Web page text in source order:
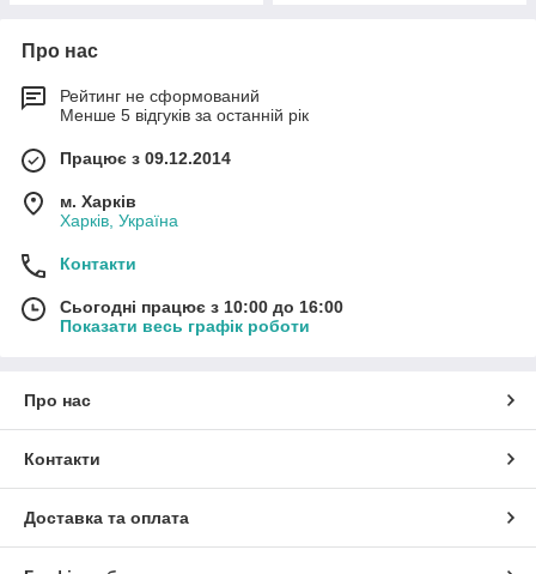
Про нас
Рейтинг не сформований
Менше 5 відгуків за останній рік
Працює з 09.12.2014
м. Харків
Харків, Україна
Контакти
Сьогодні працює з 10:00 до 16:00
Показати весь графік роботи
Про нас
Контакти
Доставка та оплата